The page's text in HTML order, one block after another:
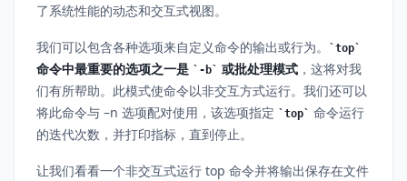
了系统性能的动态和交互式视图。
我们可以包含各种选项来自定义命令的输出或行为。 top
命令中最重要的选项之一是 -b 或批处理模式 ，这将对我
们有所帮助。此模式使命令以非交互方式运行。我们还可以
将此命令与 –n 选项配对使用，该选项指定
top
命令运行
的迭代次数，并打印指标，直到停止。
让我们看看一个非交互式运行 top 命令并将输出保存在文件